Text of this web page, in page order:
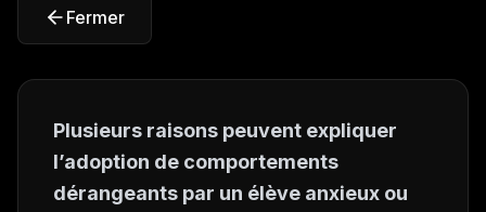
Fermer
Plusieurs raisons peuvent expliquer
l’adoption de comportements
dérangeants par un élève anxieux ou